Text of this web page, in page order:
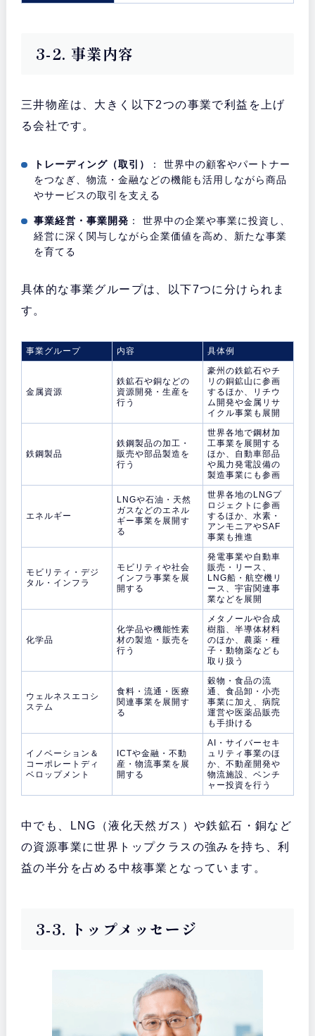
3-2. 事業内容
三井物産は、大きく以下2つの事業で利益を上げ
る会社です。
トレーディング（取引）
： 世界中の顧客やパートナー
をつなぎ、物流・金融などの機能も活用しながら商品
やサービスの取引を支える
事業経営・事業開発 ： 世界中の企業や事業に投資し、
経営に深く関与しながら企業価値を高め、新たな事業
を育てる
具体的な事業グループは、以下7つに分けられま
す。
事業グループ 内容 具体例
金属資源
鉄鉱石や銅などの
資源開発・生産を
行う
豪州の鉄鉱石やチ
リの銅鉱山に参画
するほか、リチウ
ム開発や金属リサ
イクル事業も展開
鉄鋼製品
鉄鋼製品の加工・
販売や部品製造を
行う
世界各地で鋼材加
工事業を展開する
ほか、自動車部品
や風力発電設備の
製造事業にも参画
エネルギー
LNGや石油・天然
ガスなどのエネル
ギー事業を展開す
る
世界各地のLNGプ
ロジェクトに参画
するほか、水素・
アンモニアやSAF
事業も推進
モビリティ・デジ
タル・インフラ
モビリティや社会
インフラ事業を展
開する
発電事業や自動車
販売・リース、
LNG船・航空機リ
ース、宇宙関連事
業などを展開
化学品
化学品や機能性素
材の製造・販売を
行う
メタノールや合成
樹脂、半導体材料
のほか、農薬・種
子・動物薬なども
取り扱う
ウェルネスエコシ
ステム
食料・流通・医療
関連事業を展開す
る
穀物・食品の流
通、食品卸・小売
事業に加え、病院
運営や医薬品販売
も手掛ける
イノベーション＆
コーポレートディ
ベロップメント
ICTや金融・不動
産・物流事業を展
開する
AI・サイバーセキ
ュリティ事業のほ
か、不動産開発や
物流施設、ベンチ
ャー投資を行う
中でも、LNG（液化天然ガス）や鉄鉱石・銅など
の資源事業に世界トップクラスの強みを持ち、利
益の半分を占める中核事業となっています。
3-3. トップメッセージ